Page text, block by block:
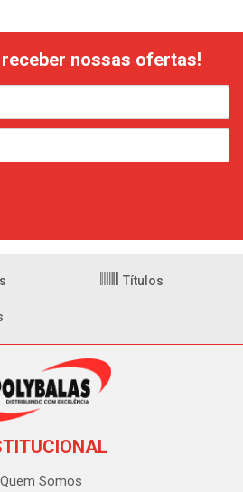
nossas ofertas!
Títulos
Quem Somos